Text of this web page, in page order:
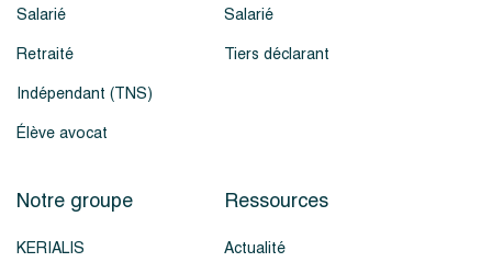
Salarié
Retraité
Indépendant (TNS)
Élève avocat
Salarié
Tiers déclarant
Notre groupe
KERIALIS
Ressources
Actualité